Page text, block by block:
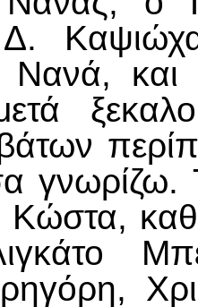
Νανά,
γνωρίζω.
Κώστα,